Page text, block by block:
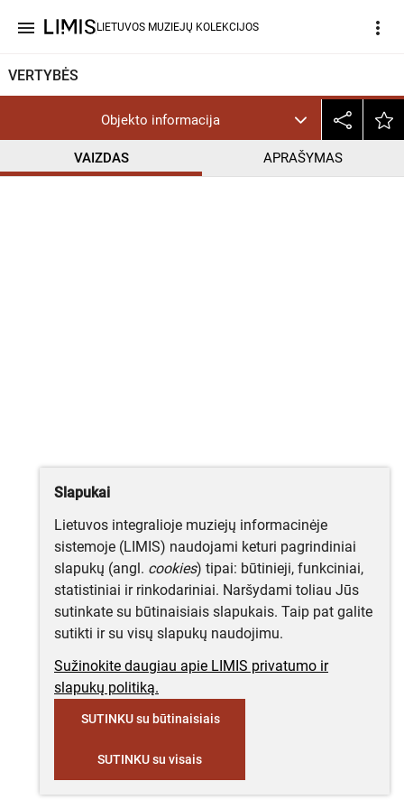
menu LIETUVOS MUZIEJŲ KOLEKCIJOS more_vert
VERTYBĖS
Objekto informacija
VAIZDAS APRAŠYMAS
Slapukai
Lietuvos integralioje muziejų informacinėje
sistemoje (LIMIS) naudojami keturi pagrindiniai
slapukų (angl. cookies) tipai: būtinieji, funkciniai,
statistiniai ir rinkodariniai. Naršydami toliau Jūs
sutinkate su būtinaisiais slapukais. Taip pat galite
sutikti ir su visų slapukų naudojimu.
Sužinokite daugiau apie LIMIS privatumo ir
slapukų politiką.
SUTINKU su būtinaisiais
SUTINKU su visais